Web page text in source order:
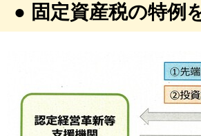
● 固定資産税の特例